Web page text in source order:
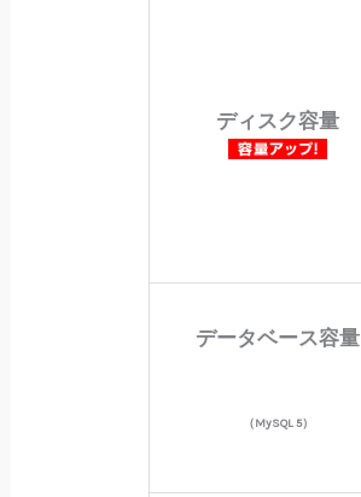
ディスク容量
データベース容量
（MySQL 5）